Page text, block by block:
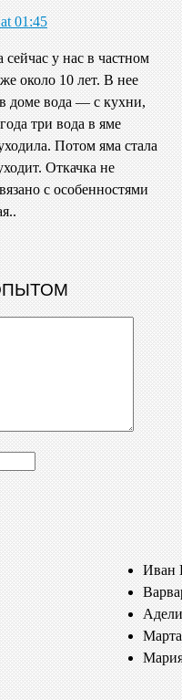
01:45
сейчас у нас в частном
около 10 лет. В нее
в доме вода — с кухни,
три вода в яме
Потом яма стала
Откачка не
с особенностями
Иван
Марта